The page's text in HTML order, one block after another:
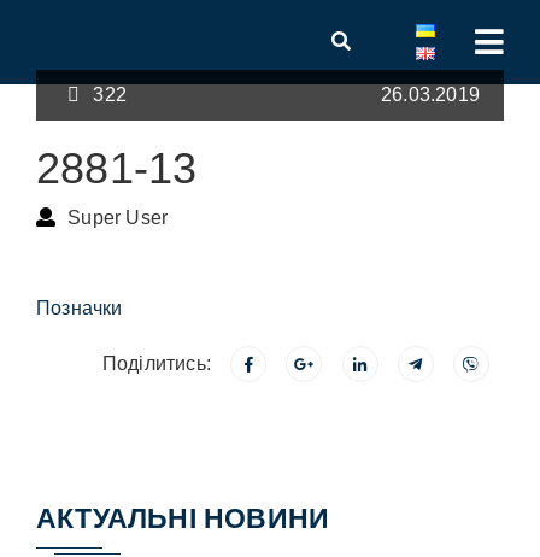
322 26.03.2019
2881-13
Super User
Позначки
Поділитись:
АКТУАЛЬНІ НОВИНИ